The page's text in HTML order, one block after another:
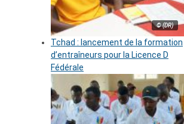
© (DR)
Tchad : lancement de la formation
d’entraîneurs pour la Licence D
Fédérale